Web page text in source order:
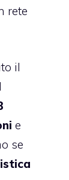
rete
il
e
se